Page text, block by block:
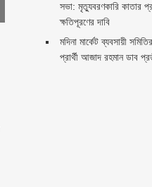
সভা: মৃত্যুবরণকারি কাতার
ক্ষতিপূরণের দাবি
মদিনা মার্কেট ব্যবসায়ী
প্রার্থী আজাদ রহমান ডাব